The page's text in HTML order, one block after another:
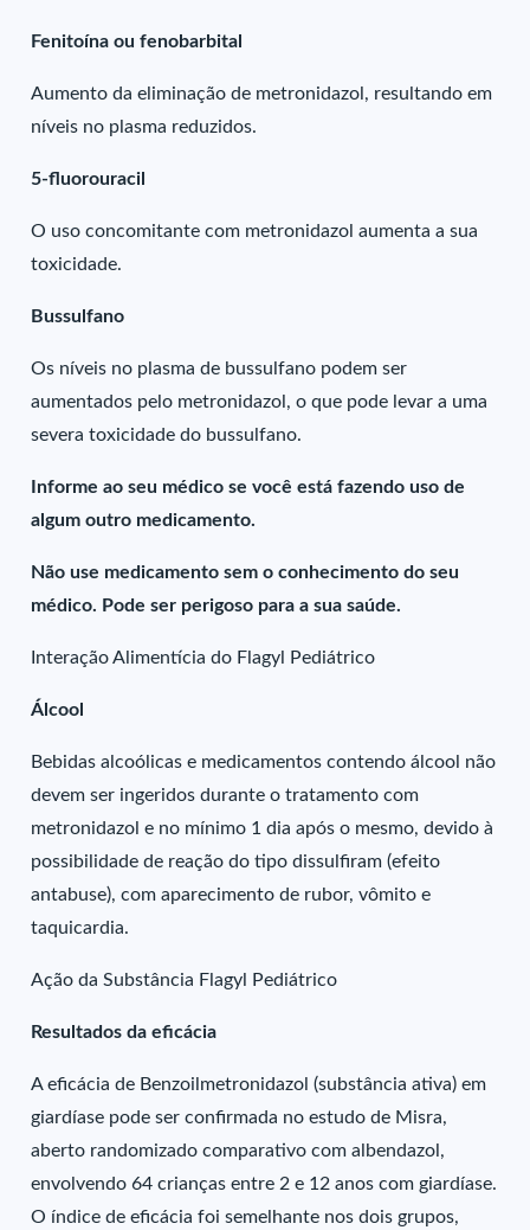
Fenitoína ou fenobarbital
Aumento da eliminação de metronidazol, resultando em
níveis no plasma reduzidos.
5-fluorouracil
O uso concomitante com metronidazol aumenta a sua
toxicidade.
Bussulfano
Os níveis no plasma de bussulfano podem ser
aumentados pelo metronidazol, o que pode levar a uma
severa toxicidade do bussulfano.
Informe ao seu médico se você está fazendo uso de
algum outro medicamento.
Não use medicamento sem o conhecimento do seu
médico. Pode ser perigoso para a sua saúde.
Interação Alimentícia do Flagyl Pediátrico
Álcool
Bebidas alcoólicas e medicamentos contendo álcool não
devem ser ingeridos durante o tratamento com
metronidazol e no mínimo 1 dia após o mesmo, devido à
possibilidade de reação do tipo dissulfiram (efeito
antabuse), com aparecimento de rubor, vômito e
taquicardia.
Ação da Substância Flagyl Pediátrico
Resultados da eficácia
A eficácia de Benzoilmetronidazol (substância ativa) em
giardíase pode ser confirmada no estudo de Misra,
aberto randomizado comparativo com albendazol,
envolvendo 64 crianças entre 2 e 12 anos com giardíase.
O índice de eficácia foi semelhante nos dois grupos,